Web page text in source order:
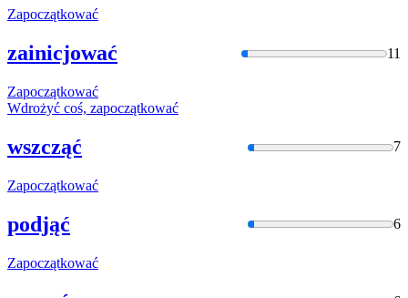
Zapoczątkować
zainicjować 11
Zapoczątkować
Wdrożyć coś, zapoczątkować
wszcząć 7
Zapoczątkować
podjąć 6
Zapoczątkować